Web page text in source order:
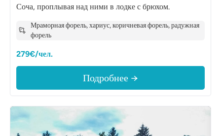
Соча, проплывая над ними в лодке с брюхом.
Мраморная форель, хариус, коричневая форель, радужная
форель
279€/чел.
Подробнее →